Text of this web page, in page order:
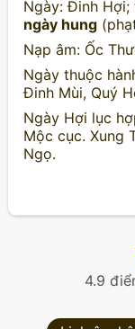
Ngày: Đinh Hợi;
ngày hung
Nạp âm: Ốc
Ngày thuộc
Đinh Mùi, Quý
Ngày Hợi lục
Mộc cục. Xung
Ngọ.
4.9